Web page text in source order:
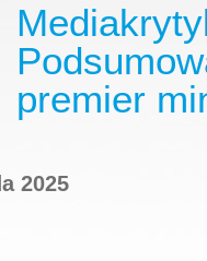
premier
2025